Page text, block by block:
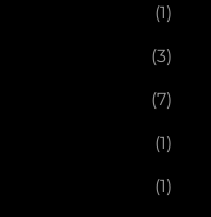
(1)
(3)
(7)
(1)
(1)